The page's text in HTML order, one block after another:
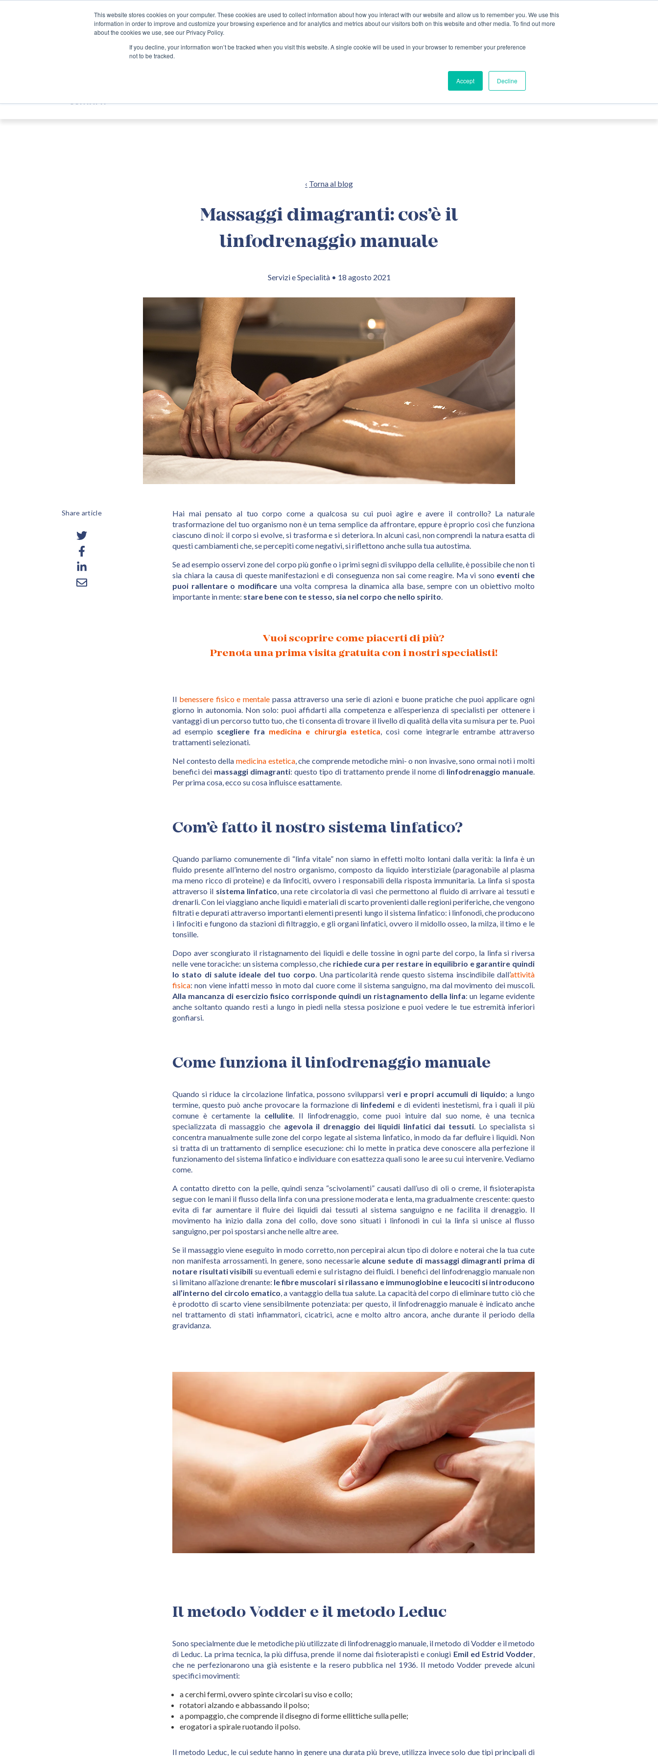
This website stores cookies on your computer. These cookies are used to collect information about how you interact with our website and allow us to remember you. We use this
information in order to improve and customize your browsing experience and for analytics and metrics about our visitors both on this website and other media. To find out more
about the cookies we use, see our Privacy Policy.
If you decline, your information won’t be tracked when you visit this website. A single cookie will be used in your browser to remember your preference
not to be tracked.
Accept Decline
SKIP
CONVENZIONI NEWS
CONTATTI
Torna al blog
Massaggi dimagranti: cos’è il
linfodrenaggio manuale
Servizi e Specialità • 18 agosto 2021
Share article
Hai mai pensato al tuo corpo come a qualcosa su cui puoi agire e avere il controllo? La naturale
trasformazione del tuo organismo non è un tema semplice da affrontare, eppure è proprio così che funziona
ciascuno di noi: il corpo si evolve, si trasforma e si deteriora. In alcuni casi, non comprendi la natura esatta di
questi cambiamenti che, se percepiti come negativi, si riflettono anche sulla tua autostima.
Se ad esempio osservi zone del corpo più gonfie o i primi segni di sviluppo della cellulite, è possibile che non ti
sia chiara la causa di queste manifestazioni e di conseguenza non sai come reagire. Ma vi sono eventi che
puoi rallentare o modificare una volta compresa la dinamica alla base, sempre con un obiettivo molto
importante in mente: stare bene con te stesso, sia nel corpo che nello spirito.
Vuoi scoprire come piacerti di più?
Prenota una prima visita gratuita con i nostri specialisti!
Il benessere fisico e mentale passa attraverso una serie di azioni e buone pratiche che puoi applicare ogni
giorno in autonomia. Non solo: puoi affidarti alla competenza e all’esperienza di specialisti per ottenere i
vantaggi di un percorso tutto tuo, che ti consenta di trovare il livello di qualità della vita su misura per te. Puoi
ad esempio scegliere fra medicina e chirurgia estetica, così come integrarle entrambe attraverso
trattamenti selezionati.
Nel contesto dellamedicina estetica, che comprende metodiche mini- o non invasive, sono ormai noti i molti
benefici dei massaggi dimagranti: questo tipo di trattamento prende il nome di linfodrenaggio manuale.
Per prima cosa, ecco su cosa influisce esattamente.
Com’è fatto il nostro sistema linfatico?
Quando parliamo comunemente di “linfa vitale” non siamo in effetti molto lontani dalla verità: la linfa è un
fluido presente all’interno del nostro organismo, composto da liquido interstiziale (paragonabile al plasma
ma meno ricco di proteine) e da linfociti, ovvero i responsabili della risposta immunitaria. La linfa si sposta
attraverso il sistema linfatico, una rete circolatoria di vasi che permettono al fluido di arrivare ai tessuti e
drenarli. Con lei viaggiano anche liquidi e materiali di scarto provenienti dalle regioni periferiche, che vengono
filtrati e depurati attraverso importanti elementi presenti lungo il sistema linfatico: i linfonodi, che producono
i linfociti e fungono da stazioni di filtraggio, e gli organi linfatici, ovvero il midollo osseo, la milza, il timo e le
tonsille.
Dopo aver scongiurato il ristagnamento dei liquidi e delle tossine in ogni parte del corpo, la linfa si riversa
nelle vene toraciche: un sistema complesso, che richiede cura per restare in equilibrio e garantire quindi
lo stato di salute ideale del tuo corpo. Una particolarità rende questo sistema inscindibile dall’attività
fisica: non viene infatti messo in moto dal cuore come il sistema sanguigno, ma dal movimento dei muscoli.
Alla mancanza di esercizio fisico corrisponde quindi un ristagnamento della linfa: un legame evidente
anche soltanto quando resti a lungo in piedi nella stessa posizione e puoi vedere le tue estremità inferiori
gonfiarsi.
Come funziona il linfodrenaggio manuale
Quando si riduce la circolazione linfatica, possono svilupparsi veri e propri accumuli di liquido; a lungo
termine, questo può anche provocare la formazione di linfedemi e di evidenti inestetismi, fra i quali il più
comune è certamente la cellulite. Il linfodrenaggio, come puoi intuire dal suo nome, è una tecnica
specializzata di massaggio che agevola il drenaggio dei liquidi linfatici dai tessuti. Lo specialista si
concentra manualmente sulle zone del corpo legate al sistema linfatico, in modo da far defluire i liquidi. Non
si tratta di un trattamento di semplice esecuzione: chi lo mette in pratica deve conoscere alla perfezione il
funzionamento del sistema linfatico e individuare con esattezza quali sono le aree su cui intervenire. Vediamo
come.
A contatto diretto con la pelle, quindi senza “scivolamenti” causati dall’uso di oli o creme, il fisioterapista
segue con le mani il flusso della linfa con una pressione moderata e lenta, ma gradualmente crescente: questo
evita di far aumentare il fluire dei liquidi dai tessuti al sistema sanguigno e ne facilita il drenaggio. Il
movimento ha inizio dalla zona del collo, dove sono situati i linfonodi in cui la linfa si unisce al flusso
sanguigno, per poi spostarsi anche nelle altre aree.
Se il massaggio viene eseguito in modo corretto, non percepirai alcun tipo di dolore e noterai che la tua cute
non manifesta arrossamenti. In genere, sono necessarie alcune sedute di massaggi dimagranti prima di
notare risultati visibili su eventuali edemi e sul ristagno dei fluidi. I benefici del linfodrenaggio manuale non
si limitano all’azione drenante: le fibre muscolari si rilassano e immunoglobine e leucociti si introducono
all’interno del circolo ematico, a vantaggio della tua salute. La capacità del corpo di eliminare tutto ciò che
è prodotto di scarto viene sensibilmente potenziata: per questo, il linfodrenaggio manuale è indicato anche
nel trattamento di stati infiammatori, cicatrici, acne e molto altro ancora, anche durante il periodo della
gravidanza.
Il metodo Vodder e il metodo Leduc
Sono specialmente due le metodiche più utilizzate di linfodrenaggio manuale, il metodo di Vodder e il metodo
di Leduc. La prima tecnica, la più diffusa, prende il nome dai fisioterapisti e coniugi Emil ed Estrid Vodder,
che ne perfezionarono una già esistente e la resero pubblica nel 1936. Il metodo Vodder prevede alcuni
specifici movimenti:
a cerchi fermi, ovvero spinte circolari su viso e collo;
rotatori alzando e abbassando il polso;
a pompaggio, che comprende il disegno di forme ellittiche sulla pelle;
erogatori a spirale ruotando il polso.
Il metodo Leduc, le cui sedute hanno in genere una durata più breve, utilizza invece solo due tipi principali di